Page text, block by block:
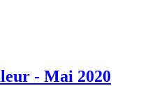
- Mai 2020